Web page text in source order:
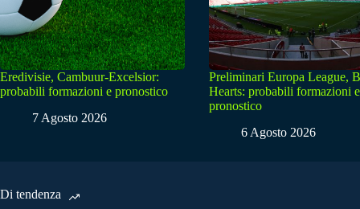
Eredivisie, Cambuur-Excelsior:
probabili formazioni e pronostico
7 Agosto 2026
Preliminari Europa League,
Hearts: probabili formazioni e
pronostico
6 Agosto 2026
Di tendenza